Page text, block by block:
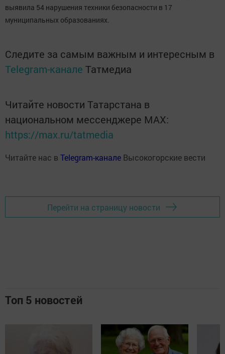
выявила 54 нарушения техники безопасности в 17
муниципальных образованиях.
Следите за самым важным и интересным в
Telegram-канале Татмедиа
Читайте новости Татарстана в
национальном мессенджере MАХ:
https://max.ru/tatmedia
Читайте нас в Telegram-канале Высокогорские вести
Перейти на страницу новости
Топ 5 новостей